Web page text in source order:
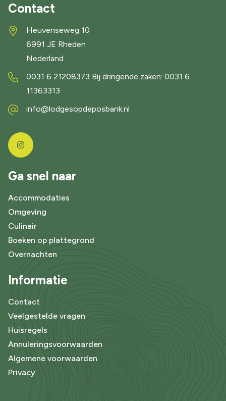
Contact
Heuvenseweg 10
6991 JE Rheden
Nederland
0031 6 21208373 Bij dringende zaken: 0031 6
11363313
info@lodgesopdeposbank.nl
Ga snel naar
Accommodaties
Omgeving
Culinair
Boeken op plattegrond
Overnachten
Informatie
Contact
Veelgestelde vragen
Huisregels
Annuleringsvoorwaarden
Algemene voorwaarden
Privacy